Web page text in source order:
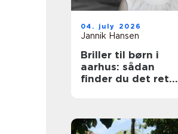
04. july 2026
Jannik Hansen
Briller til børn i
aarhus: sådan
finder du det rette